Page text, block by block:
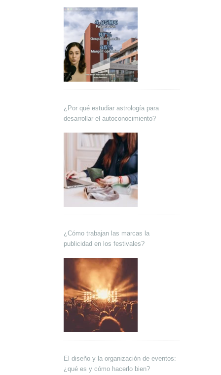
¿Por qué estudiar astrología para
desarrollar el autoconocimiento?
¿Cómo trabajan las marcas la
publicidad en los festivales?
El diseño y la organización de eventos:
¿qué es y cómo hacerlo bien?